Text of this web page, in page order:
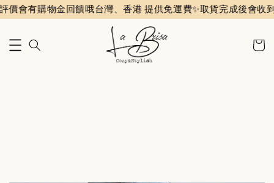
購物金回饋哦台灣、香港 提供免運費✨️取貨完成後會收到評價